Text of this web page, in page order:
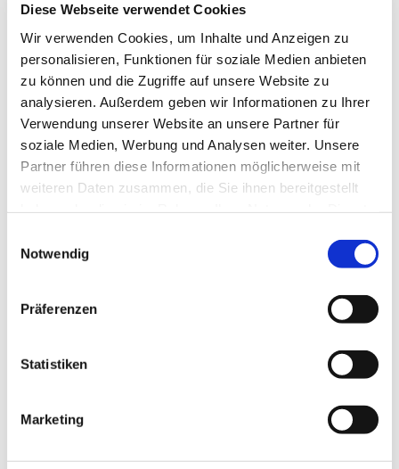
Diese Webseite verwendet Cookies
Wir verwenden Cookies, um Inhalte und Anzeigen zu
personalisieren, Funktionen für soziale Medien anbieten
zu können und die Zugriffe auf unsere Website zu
analysieren. Außerdem geben wir Informationen zu Ihrer
Verwendung unserer Website an unsere Partner für
soziale Medien, Werbung und Analysen weiter. Unsere
Partner führen diese Informationen möglicherweise mit
weiteren Daten zusammen, die Sie ihnen bereitgestellt
Notwendig
Präferenzen
Statistiken
Marketing
Uhr
Gemeindehaus Verl - Jugendraum,
Paul-Gerhardt-Str. 6, 33415 Verl
Informationen zum Kindertreff finden sie auf unserer
Internetseite.